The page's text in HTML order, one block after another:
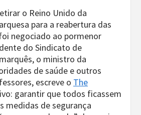
o Reino Unido da
para a reabertura das
negociado ao pormenor
do Sindicato de
o ministro da
de saúde e outros
escreve o The
garantir que todos ficassem
medidas de segurança